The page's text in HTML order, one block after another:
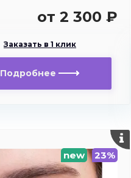
от 2 300 ₽
Заказать в 1 клик
Подробнее
new 23%